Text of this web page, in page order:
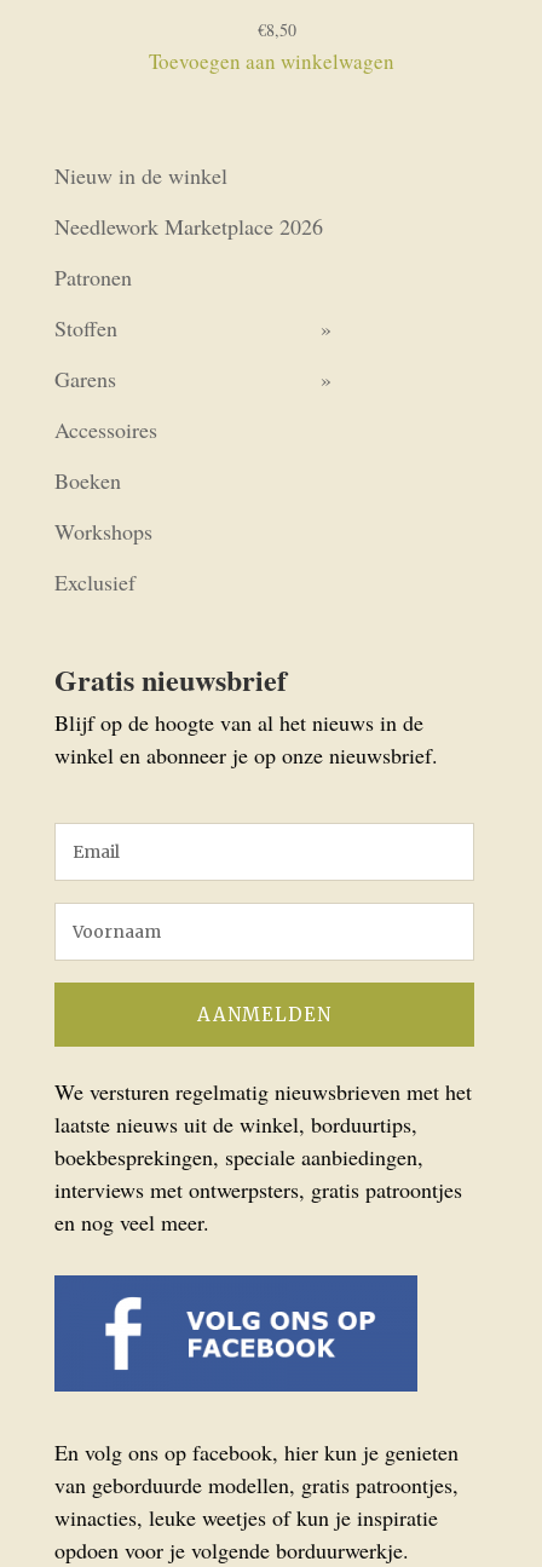
€8,50
Toevoegen aan winkelwagen
Nieuw in de winkel
Needlework Marketplace 2026
Patronen
Stoffen
Garens
Accessoires
Boeken
Workshops
Exclusief
Gratis nieuwsbrief
Blijf op de hoogte van al het nieuws in de
winkel en abonneer je op onze nieuwsbrief.
We versturen regelmatig nieuwsbrieven met het
laatste nieuws uit de winkel, borduurtips,
boekbesprekingen, speciale aanbiedingen,
interviews met ontwerpsters, gratis patroontjes
en nog veel meer.
En volg ons op facebook, hier kun je genieten
van geborduurde modellen, gratis patroontjes,
winacties, leuke weetjes of kun je inspiratie
opdoen voor je volgende borduurwerkje.